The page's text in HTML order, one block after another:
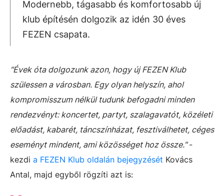
Modernebb, tágasabb és komfortosabb új
klub építésén dolgozik az idén 30 éves
FEZEN csapata.
"Évek óta dolgozunk azon, hogy új FEZEN Klub
szülessen a városban. Egy olyan helyszín, ahol
kompromisszum nélkül tudunk befogadni minden
rendezvényt: koncertet, partyt, szalagavatót, közéleti
előadást, kabarét, táncszínházat, fesztiválhetet, céges
eseményt mindent, ami közösséget hoz össze."-
kezdi a FEZEN Klub oldalán bejegyzését Kovács
Antal, majd egyből rögzíti azt is: